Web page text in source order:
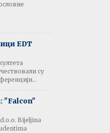
EDT
су
"Falcon"
Bijeljina